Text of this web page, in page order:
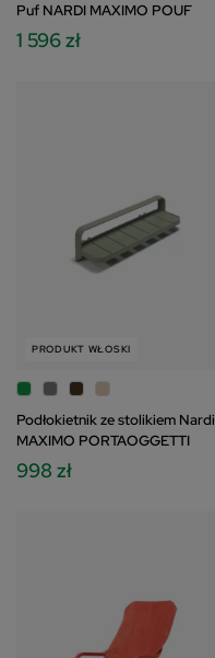
Puf NARDI MAXIMO POUF
1 596 zł
PRODUKT WŁOSKI
Podłokietnik ze stolikiem Nardi
MAXIMO PORTAOGGETTI
998 zł